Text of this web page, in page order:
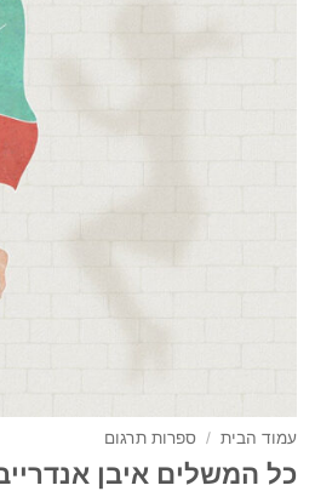
עמוד הבית / ספרות תרגום
כל המשלים איבן